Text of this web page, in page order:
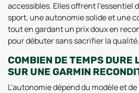
accessibles. Elles offrent l’essentiel
sport, une autonomie solide et une
tout en gardant un prix doux en
pour débuter sans sacrifier la qualité.
COMBIEN DE TEMPS DURE
SUR UNE GARMIN
L’autonomie dépend du modèle et